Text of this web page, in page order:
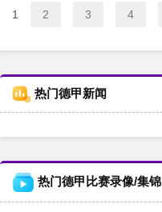
1 2 3 4
热门德甲新闻
热门德甲比赛录像/集锦